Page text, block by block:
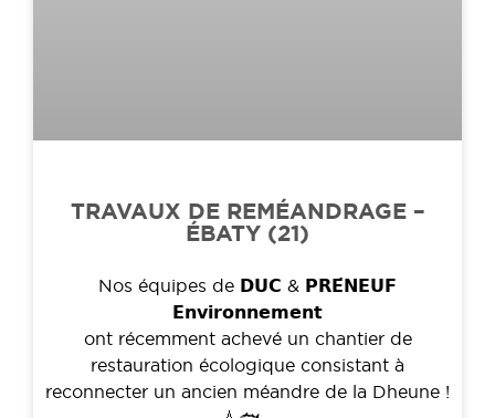
TRAVAUX DE REMÉANDRAGE –
ÉBATY (21)
Nos équipes de 𝗗𝗨𝗖 & 𝗣𝗥𝗘́𝗡𝗘𝗨𝗙
𝗘𝗻𝘃𝗶𝗿𝗼𝗻𝗻𝗲𝗺𝗲𝗻𝘁
ont récemment achevé un chantier de
restauration écologique consistant à
reconnecter un ancien méandre de la Dheune !